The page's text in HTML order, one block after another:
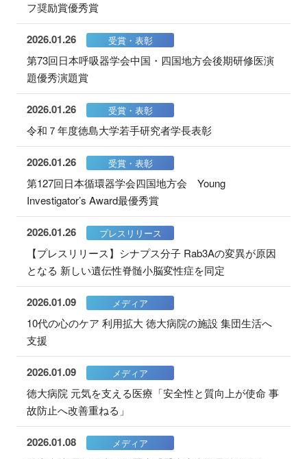
フ奨励賞優秀賞
2026.01.26 受賞・表彰
第73回日本呼吸器学会中国・四国地方会後期研修医演
題優秀演題賞
2026.01.26 受賞・表彰
令和７年度徳島大学若手研究者学長表彰
2026.01.26 受賞・表彰
第127回日本循環器学会四国地方会 Young
Investigator’s Award最優秀賞
2026.01.26 プレスリリース
【プレスリリース】シナプス分子 Rab3Aの変異が原因
となる 新しい遺伝性脊髄小脳変性症を同定
2026.01.09 メディア
10代の心のケア 利用拡大 徳大病院の施設 集団生活へ
支援
2026.01.09 メディア
徳大病院 元気を支える医療「安全性と質向上が使命 事
故防止へ改善重ねる」
2026.01.08 メディア